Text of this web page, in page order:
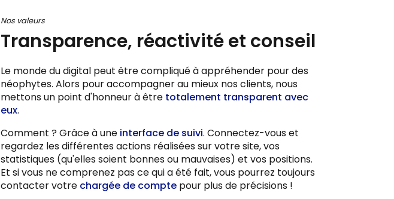
Nos valeurs
Transparence, réactivité et conseil
Le monde du digital peut être compliqué à appréhender pour des
néophytes. Alors pour accompagner au mieux nos clients, nous
mettons un point d'honneur à être totalement transparent avec
eux.
Comment ? Grâce à une interface de suivi. Connectez-vous et
regardez les différentes actions réalisées sur votre site, vos
statistiques (qu'elles soient bonnes ou mauvaises) et vos positions.
Et si vous ne comprenez pas ce qui a été fait, vous pourrez toujours
contacter votre chargée de compte pour plus de précisions !